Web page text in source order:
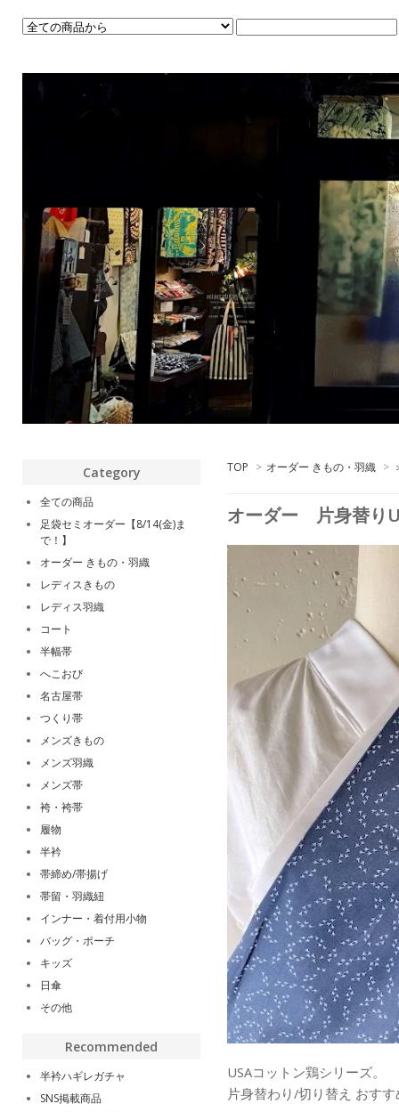
TOP > オーダー きもの・羽織 >
オーダー 片身替り
USAコットン鶏シリーズ。
片身替わり/切り替え おす
Category
全ての商品
足袋セミオーダー【8/14(金)ま
で！】
オーダー きもの・羽織
レディスきもの
レディス羽織
コート
半幅帯
へこおび
名古屋帯
つくり帯
メンズきもの
メンズ羽織
メンズ帯
袴・袴帯
履物
半衿
帯締め/帯揚げ
帯留・羽織紐
インナー・着付用小物
バッグ・ポーチ
キッズ
日傘
その他
Recommended
半衿ハギレガチャ
SNS掲載商品